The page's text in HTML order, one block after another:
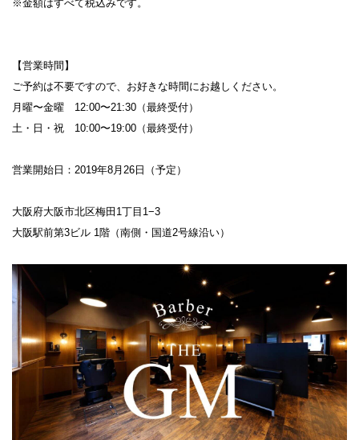
※金額はすべて税込みです。
【営業時間】
ご予約は不要ですので、お好きな時間にお越しください。
月曜〜金曜 12:00〜21:30（最終受付）
土・日・祝 10:00〜19:00（最終受付）
営業開始日：2019年8月26日（予定）
大阪府大阪市北区梅田1丁目1−3
大阪駅前第3ビル 1階（南側・国道2号線沿い）